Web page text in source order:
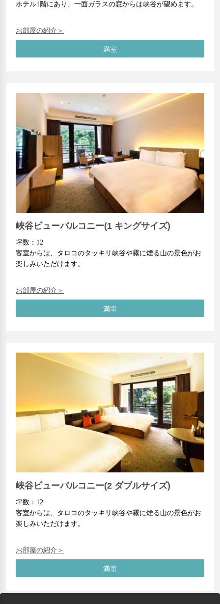
ホテル1階にあり、一面ガラスの窓からは峡谷が望めます。
お部屋の紹介＞
満室
峽谷ビューバルコニー(1 キングサイズ)
坪数：12
客室からは、タロコのタッキリ峡谷や霧に煙る山の景色がお
楽しみいただけます。
お部屋の紹介＞
満室
峽谷ビューバルコニー(2 ダブルサイズ)
坪数：12
客室からは、タロコのタッキリ峡谷や霧に煙る山の景色がお
楽しみいただけます。
お部屋の紹介＞
満室